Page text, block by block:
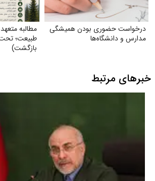
درخواست حضوری بودن همیشگی
مدارس و دانشگاه‌ها
مطالبه
طبیعت؛ تحت
بازگشت)
خبرهای مرتبط